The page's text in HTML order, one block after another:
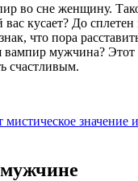
во сне женщину.
кусает? До
что пора
мужчина?
счастливым.
мистическое